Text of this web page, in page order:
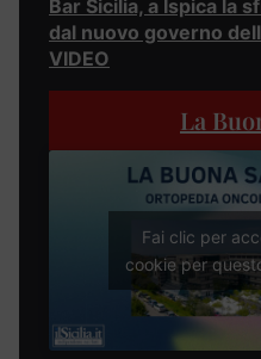
Bar Sicilia, a Ispica la
dal nuovo governo
VIDEO
La
Fai clic per
cookie per